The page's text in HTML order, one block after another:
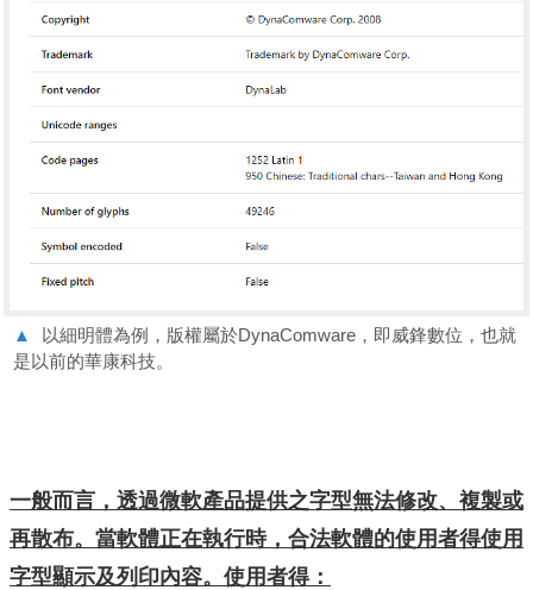
▲
以細明體為例，版權屬於DynaComware，即威鋒數位，也就
是以前的華康科技。
一般而言，透過微軟產品提供之字型無法修改、複製或
再散布。當軟體正在執行時，合法軟體的使用者得使用
字型顯示及列印內容。使用者得：